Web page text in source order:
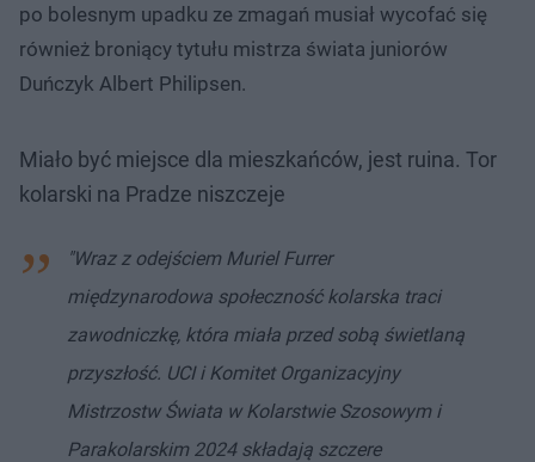
po bolesnym upadku ze zmagań musiał wycofać się
również broniący tytułu mistrza świata juniorów
Duńczyk Albert Philipsen.
Miało być miejsce dla mieszkańców, jest ruina. Tor
kolarski na Pradze niszczeje
"Wraz z odejściem Muriel Furrer
międzynarodowa społeczność kolarska traci
zawodniczkę, która miała przed sobą świetlaną
przyszłość. UCI i Komitet Organizacyjny
Mistrzostw Świata w Kolarstwie Szosowym i
Parakolarskim 2024 składają szczere